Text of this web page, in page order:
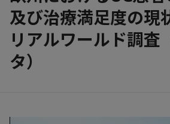
及び治療満足度の現
リアルワールド調査
タ）